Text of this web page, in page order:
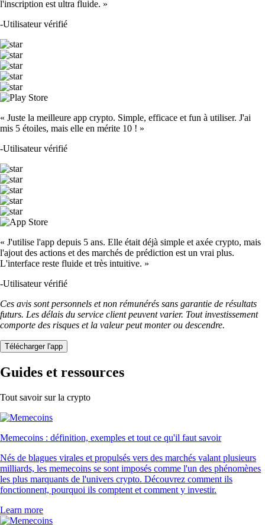
l'inscription est ultra fluide. »
-Utilisateur vérifié
« Juste la meilleure app crypto. Simple, efficace et fun à utiliser. J'ai
mis 5 étoiles, mais elle en mérite 10 ! »
-Utilisateur vérifié
« J'utilise l'app depuis 5 ans. Elle était déjà simple et axée crypto, mais
l'ajout des actions et des marchés de prédiction est un vrai plus.
L'interface reste fluide et très intuitive. »
-Utilisateur vérifié
Ces avis sont personnels et non rémunérés sans garantie de résultats
futurs. Les délais du service client peuvent varier. Tout investissement
comporte des risques et la valeur peut monter ou descendre.
Télécharger l'app
Guides et ressources
Tout savoir sur la crypto
Memecoins : définition, exemples et tout ce qu'il faut savoir
Nés de blagues virales et propulsés vers des marchés valant plusieurs
milliards, les memecoins se sont imposés comme l'un des phénomènes
les plus marquants de l'univers crypto. Découvrez comment ils
fonctionnent, pourquoi ils comptent et comment y investir.
Learn more